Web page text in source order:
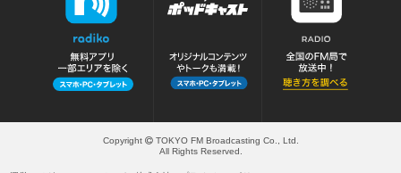
Copyright
TOKYO FM Broadcasting Co., Ltd.
All Rights Reserved.